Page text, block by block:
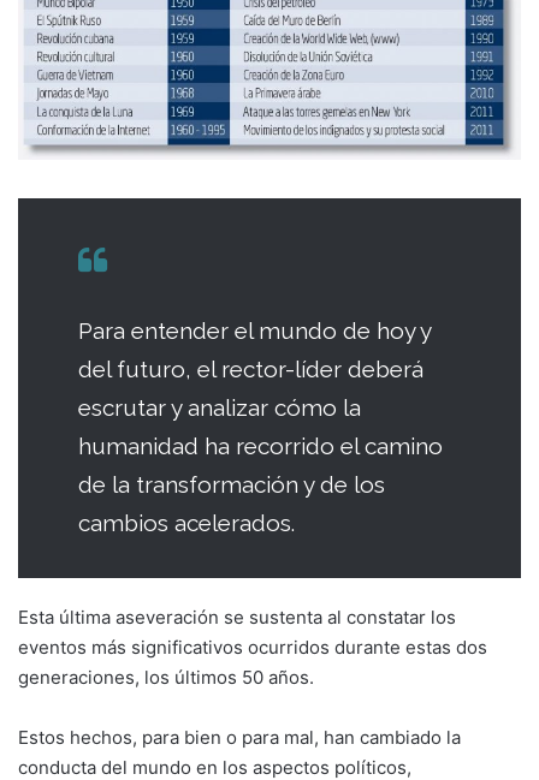
Para entender el mundo de hoy y
del futuro, el rector-líder deberá
escrutar y analizar cómo la
humanidad ha recorrido el camino
de la transformación y de los
cambios acelerados.
Esta última aseveración se sustenta al cons­tatar los
eventos más significativos ocu­rridos durante estas dos
generaciones, los últimos 50 años.
Estos hechos, para bien o para mal, han cam­biado la
conducta del mundo en los aspectos políticos,